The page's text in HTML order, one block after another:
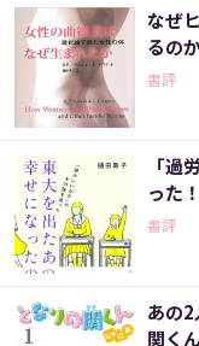
なぜ
るの
書評
「過
った！
書評
あの
関く